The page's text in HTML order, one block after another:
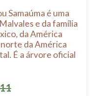
Samaúma é uma
e da família
da América
da América
É a árvore oficial